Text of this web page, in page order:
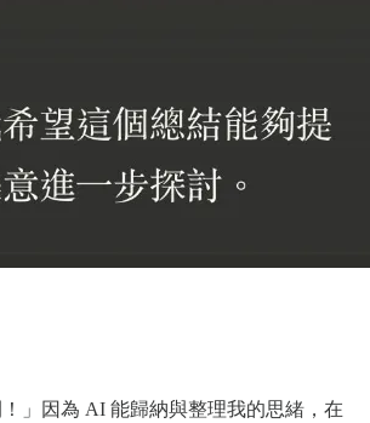
」因為 AI 能歸納與整理我的思緒，在